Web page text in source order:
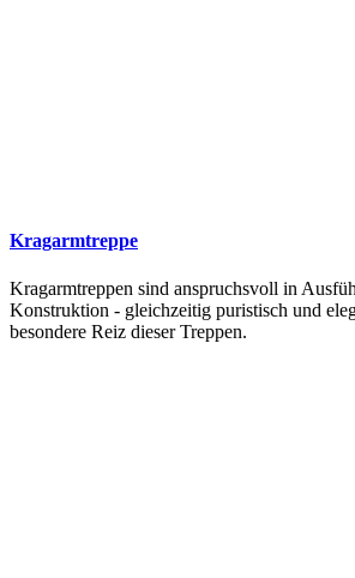
Kragarmtreppe
Kragarmtreppen sind anspruchsvoll in
Konstruktion - gleichzeitig puristisch und
besondere Reiz dieser Treppen.